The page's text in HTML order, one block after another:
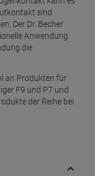
sind
Der Dr. Becher
Anwendung
die
an Produkten für
F9 und P7 und
der Reihe bei